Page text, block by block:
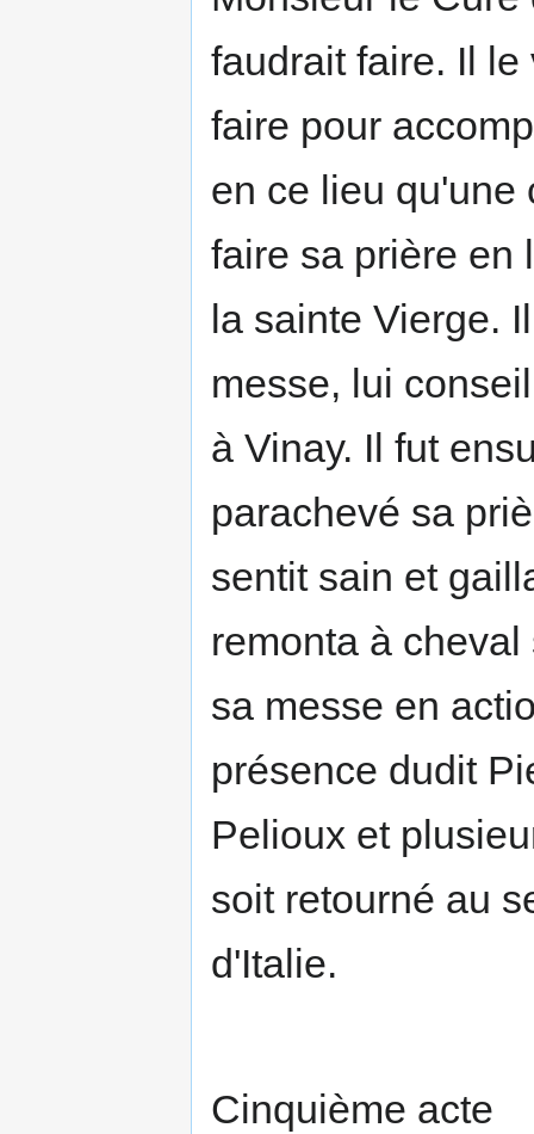
faudrait faire. Il
faire pour
en ce lieu qu'une
faire sa prière en
la sainte Vierge.
messe, lui
à Vinay. Il fut
parachevé sa
sentit sain et
remonta à
sa messe en
présence dudit
Pelioux et
soit retourné au
d'Italie.
Cinquième acte